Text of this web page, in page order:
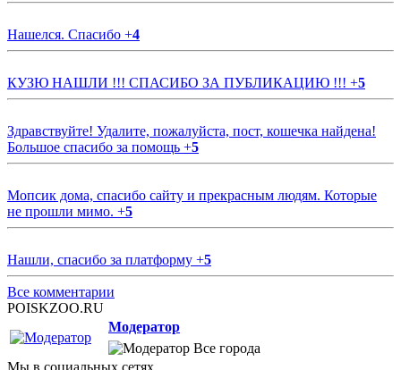
Нашелся. Спасибо +4
КУЗЮ НАШЛИ !!! СПАСИБО ЗА ПУБЛИКАЦИЮ !!! +5
Здравствуйте! Удалите, пожалуйста, пост, кошечка найдена!
Большое спасибо за помощь +5
Мопсик дома, спасибо сайту и прекрасным людям. Которые
не прошли мимо. +5
Нашли, спасибо за платформу +5
Все комментарии
POISKZOO.RU
Модератор
Все города
Мы в социальных сетях